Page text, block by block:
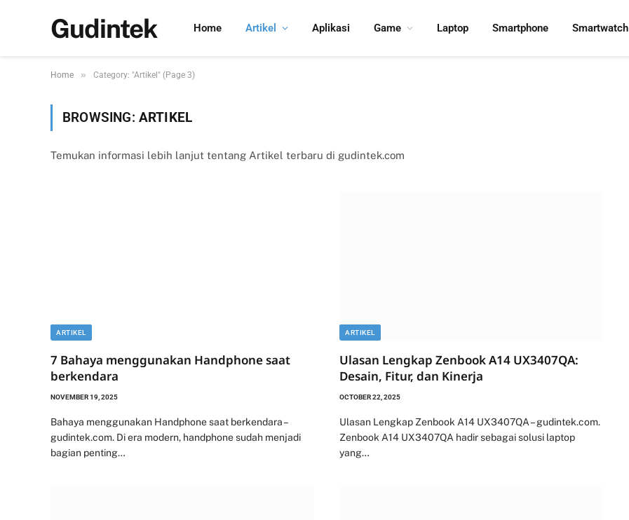
Gudintek Home Artikel Aplikasi Game Laptop Smartphone Smartwatch
Home » Category: "Artikel" (Page 3)
BROWSING: ARTIKEL
Temukan informasi lebih lanjut tentang Artikel terbaru di gudintek.com
ARTIKEL
7 Bahaya menggunakan Handphone saat
berkendara
NOVEMBER 19, 2025
Bahaya menggunakan Handphone saat berkendara –
gudintek.com. Di era modern, handphone sudah menjadi
bagian penting…
ARTIKEL
Ulasan Lengkap Zenbook A14 UX3407QA:
Desain, Fitur, dan Kinerja
OCTOBER 22, 2025
Ulasan Lengkap Zenbook A14 UX3407QA – gudintek.com.
Zenbook A14 UX3407QA hadir sebagai solusi laptop
yang…